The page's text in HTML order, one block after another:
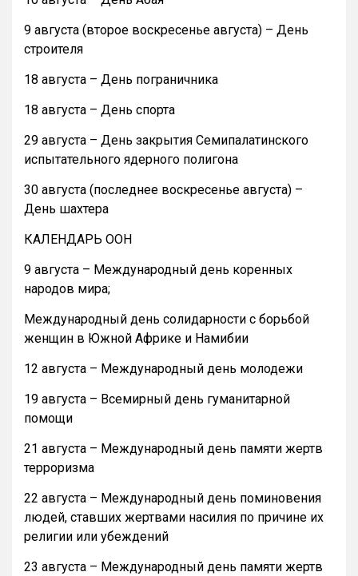
9 августа (второе воскресенье августа) – День
строителя
18 августа – День пограничника
18 августа – День спорта
29 августа – День закрытия Семипалатинского
испытательного ядерного полигона
30 августа (последнее воскресенье августа) –
День шахтера
КАЛЕНДАРЬ ООН
9 августа – Международный день коренных
народов мира;
Международный день солидарности с борьбой
женщин в Южной Африке и Намибии
12 августа – Международный день молодежи
19 августа – Всемирный день гуманитарной
помощи
21 августа – Международный день памяти жертв
терроризма
22 августа – Международный день поминовения
людей, ставших жертвами насилия по причине их
религии или убеждений
23 августа – Международный день памяти жертв